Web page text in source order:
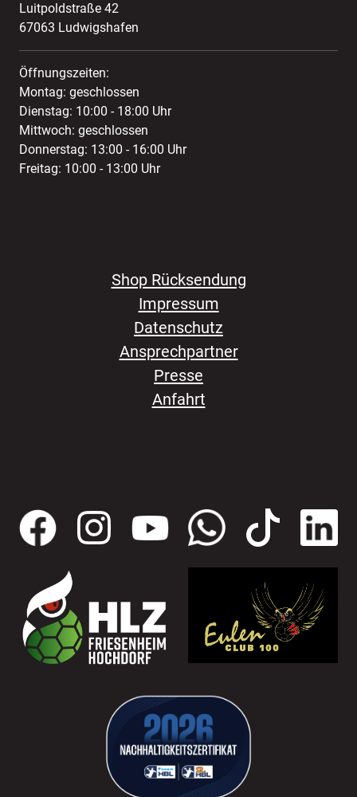
Luitpoldstraße 42
67063 Ludwigshafen
Öffnungszeiten:
Montag: geschlossen
Dienstag: 10:00 - 18:00 Uhr
Mittwoch: geschlossen
Donnerstag: 13:00 - 16:00 Uhr
Freitag: 10:00 - 13:00 Uhr
Shop Rücksendung
Impressum
Datenschutz
Ansprechpartner
Presse
Anfahrt